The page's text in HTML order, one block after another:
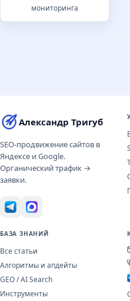
мониторинга
Александр Тригуб
SEO-продвижение сайтов в
Яндексе и Google.
Органический трафик →
заявки.
БАЗА ЗНАНИЙ
Все статьи
Алгоритмы и апдейты
GEO / AI Search
Инструменты